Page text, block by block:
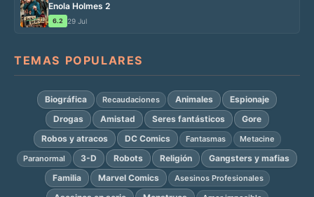
Enola Holmes 2
6.2 29 Jul
TEMAS POPULARES
Biográfica Recaudaciones Animales
Espionaje
Drogas
Amistad Seres fantásticos
Gore
Robos y atracos
DC Comics Fantasmas
Metacine
Paranormal
3-D Robots Religión
Gangsters y mafias
Familia
Marvel Comics Asesinos Profesionales